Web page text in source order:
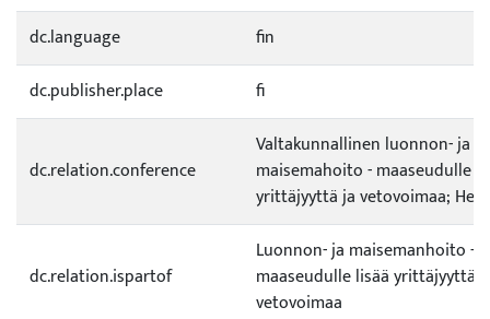
dc.language
fin
dc.publisher.place
fi
dc.relation.conference
Valtakunnallinen luonnon- ja
maisemahoito - maaseudulle
yrittäjyyttä ja vetovoimaa;
dc.relation.ispartof
Luonnon- ja maisemanhoito -
maaseudulle lisää yrittäjyyttä
vetovoimaa